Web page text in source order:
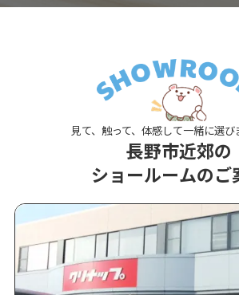
見て、触って、体感して一緒に選び
長野市近郊の
ショールームのご